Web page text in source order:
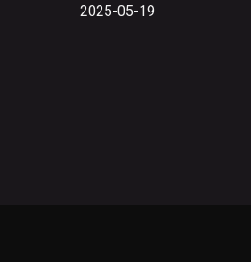
2025-05-19